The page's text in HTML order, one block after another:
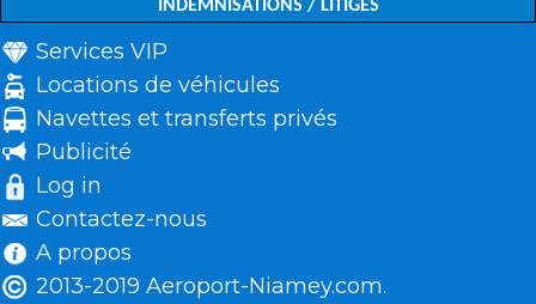
INDEMNISATIONS / LITIGES
Services VIP
Locations de véhicules
Navettes et transferts privés
Publicité
Log in
Contactez-nous
A propos
2013-2019 Aeroport-Niamey.com.